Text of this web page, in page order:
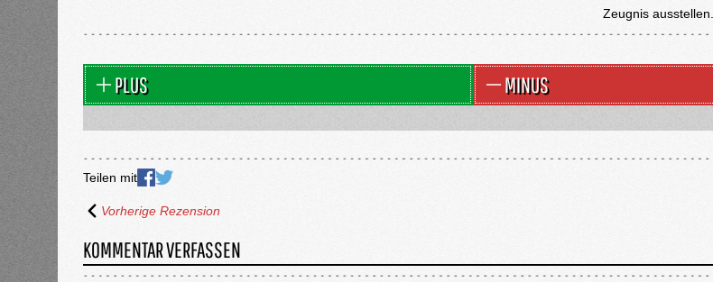
Zeugnis ausstellen.
PLUS MINUS
Teilen mit
Vorherige Rezension
KOMMENTAR VERFASSEN